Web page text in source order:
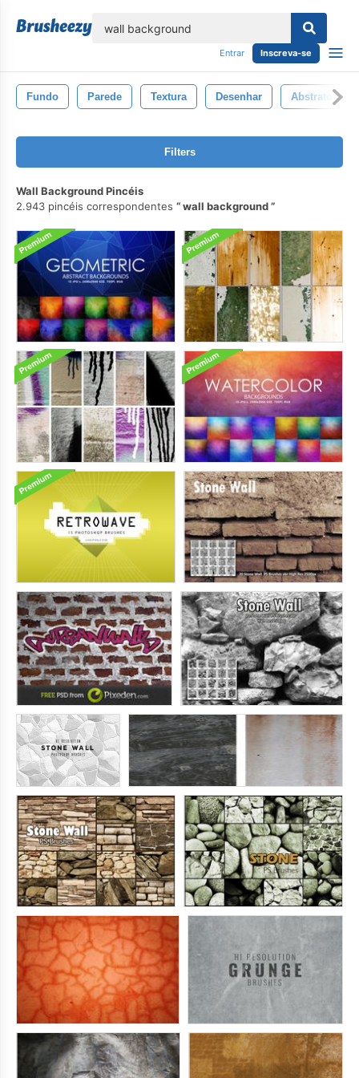
Entrar Inscreva-se
Fundo Parede Textura Desenhar Abstrato
Filters
Wall Background Pincéis
2.943 pincéis correspondentes
wall background